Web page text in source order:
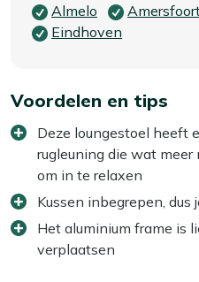
Almelo
Eindhoven
Voordelen en tips
Deze loungestoel heeft
rugleuning die wat
om in te relaxen
Kussen inbegrepen, dus
Het aluminium frame is
verplaatsen